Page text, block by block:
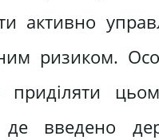
активно
ризиком.
приділяти
де введено